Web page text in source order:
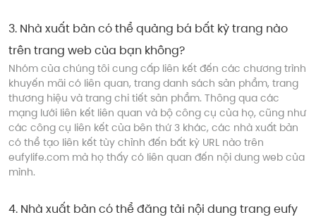
3. Nhà xuất bản có thể quảng bá bất kỳ trang nào
trên trang web của bạn không?
Nhóm của chúng tôi cung cấp liên kết đến các chương trình
khuyến mãi có liên quan, trang danh sách sản phẩm, trang
thương hiệu và trang chi tiết sản phẩm. Thông qua các
mạng lưới liên kết liên quan và bộ công cụ của họ, cũng như
các công cụ liên kết của bên thứ 3 khác, các nhà xuất bản
có thể tạo liên kết tùy chỉnh đến bất kỳ URL nào trên
eufylife.com mà họ thấy có liên quan đến nội dung web của
mình.
4. Nhà xuất bản có thể đăng tải nội dung trang eufy